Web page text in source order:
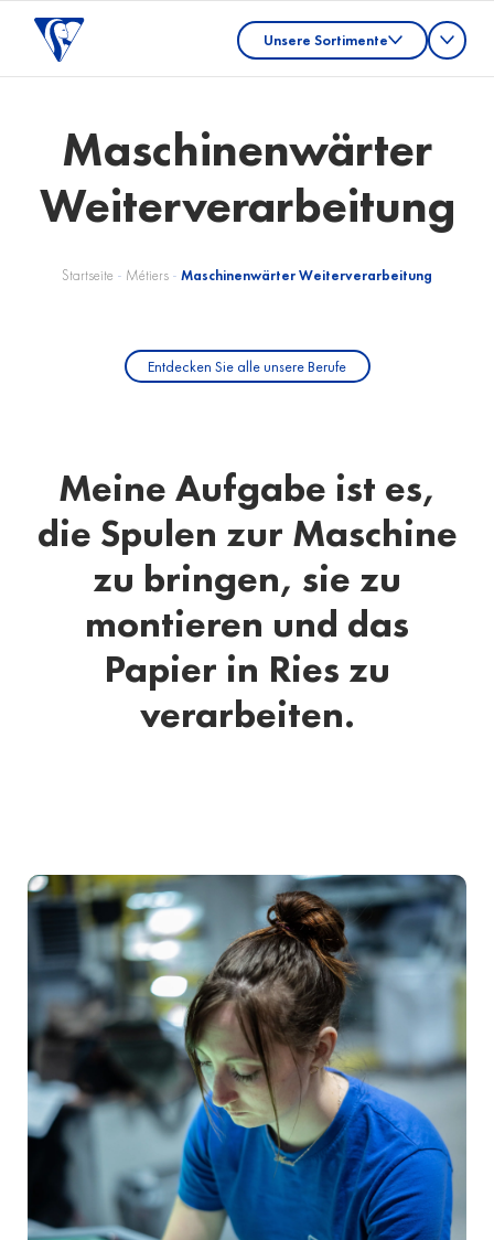
Unsere Sortimente
Maschinenwärter
Weiterverarbeitung
Startseite - Métiers - Maschinenwärter Weiterverarbeitung
Entdecken Sie alle unsere Berufe
Meine Aufgabe ist es,
die Spulen zur Maschine
zu bringen, sie zu
montieren und das
Papier in Ries zu
verarbeiten.